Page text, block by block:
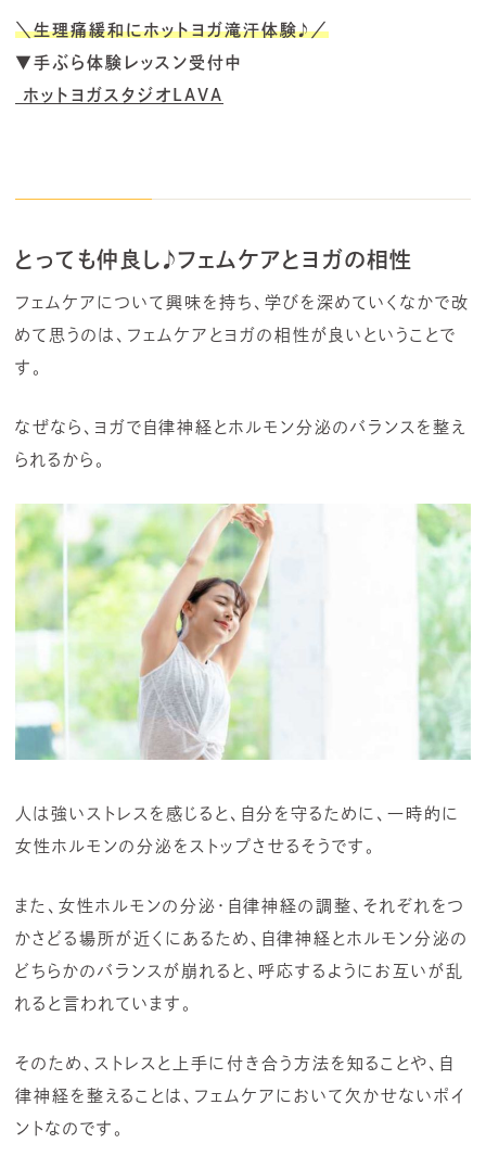
＼生理痛緩和にホットヨガ滝汗体験♪／
▼手ぶら体験レッスン受付中
ホットヨガスタジオLAVA
とっても仲良し♪フェムケアとヨガの相性
フェムケアについて興味を持ち、学びを深めていくなかで改
めて思うのは、フェムケアとヨガの相性が良いということで
す。
なぜなら、ヨガで自律神経とホルモン分泌のバランスを整え
られるから。
人は強いストレスを感じると、自分を守るために、一時的に
女性ホルモンの分泌をストップさせるそうです。
また、女性ホルモンの分泌・自律神経の調整、それぞれをつ
かさどる場所が近くにあるため、自律神経とホルモン分泌の
どちらかのバランスが崩れると、呼応するようにお互いが乱
れると言われています。
そのため、ストレスと上手に付き合う方法を知ることや、自
律神経を整えることは、フェムケアにおいて欠かせないポイ
ントなのです。